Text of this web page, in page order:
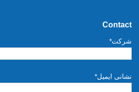
Contact
شرکت*
نشانی ایمیل*